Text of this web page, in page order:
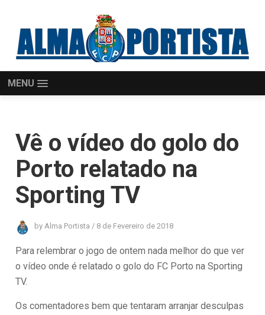
MENU
Vê o vídeo do golo do
Porto relatado na
Sporting TV
byAlma Portista / 8 de Fevereiro de 2018
Para relembrar o jogo de ontem nada melhor do que ver
o vídeo onde é relatado o golo do FC Porto na Sporting
TV.
Os comentadores bem que tentaram arranjar desculpas